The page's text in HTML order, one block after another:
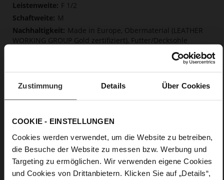
Zustimmung Details Über Cookies
COOKIE - EINSTELLUNGEN
Cookies werden verwendet, um die Website zu betreiben,
die Besuche der Website zu messen bzw. Werbung und
Targeting zu ermöglichen. Wir verwenden eigene Cookies
und Cookies von Drittanbietern. Klicken Sie auf „Details“,
F 1/2
M
Made in Europe, Obermaterial (LEATHER
WORKING GROUP Gold zertifiziert), Futter/Decksohle
(Microliner OEKOTEX zertifiziert/LEATHER WORKING
Softline, Nachhaltiges Produkt, Made in Europe
Reißverschluss
Nein
Blockabsatz
Kalbvelourleder in Raulederoptik mit
einem schönen Schreibeffekt
Care